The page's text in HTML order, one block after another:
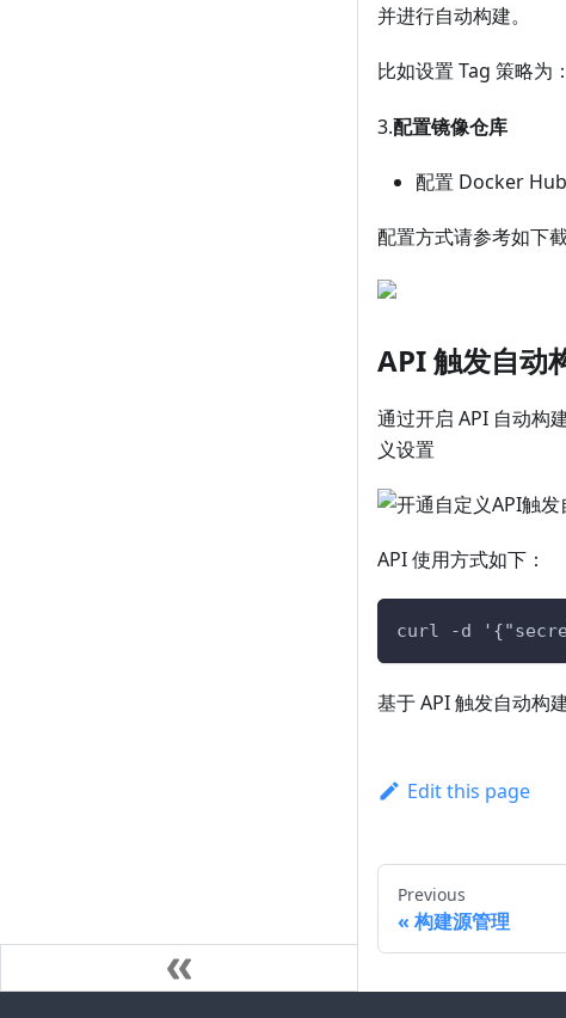
并进行自动构建。
比如设置 Tag 策略为：
3.配置镜像仓库
配置 Docker Hub
配置方式请参考如下
API 触发自动
通过开启 API 自动构
义设置
API 使用方式如下：
curl -d
基于 API 触发自动构
Edit this page
Previous
构建源管理